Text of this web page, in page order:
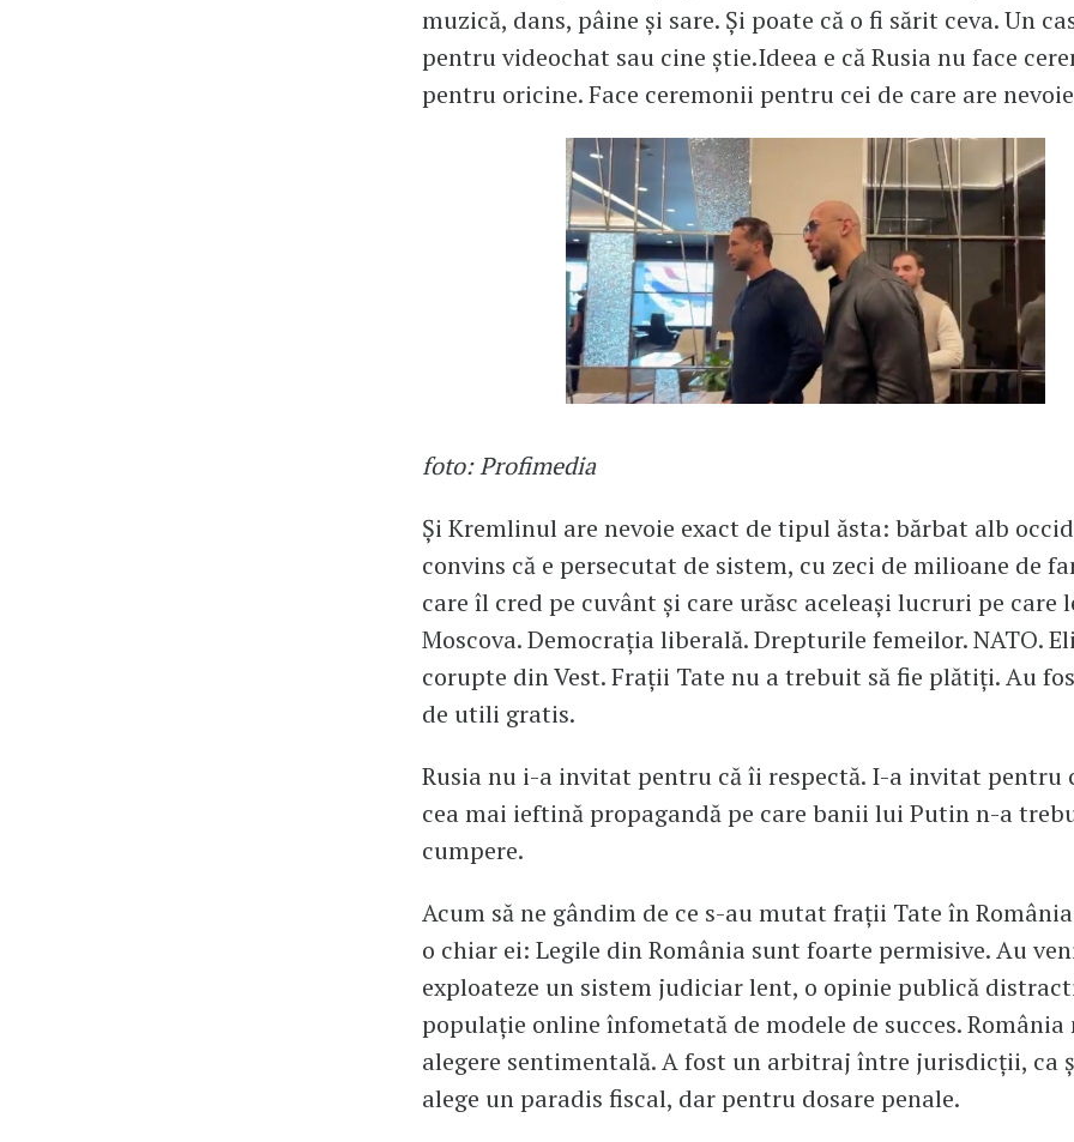
muzică, dans, pâine și sare. Și poate că o fi sărit ceva. Un
pentru videochat sau cine știe.Ideea e că Rusia nu face
pentru oricine. Face ceremonii pentru cei de care are
foto: Profimedia
Și Kremlinul are nevoie exact de tipul ăsta: bărbat alb
convins că e persecutat de sistem, cu zeci de milioane de
care îl cred pe cuvânt și care urăsc aceleași lucruri pe care
Moscova. Democrația liberală. Drepturile femeilor. NATO.
corupte din Vest. Frații Tate nu a trebuit să fie plătiți. Au
de utili gratis.
Rusia nu i-a invitat pentru că îi respectă. I-a invitat pentru
cea mai ieftină propagandă pe care banii lui Putin n-a
cumpere.
Acum să ne gândim de ce s-au mutat frații Tate în
o chiar ei: Legile din România sunt foarte permisive. Au
exploateze un sistem judiciar lent, o opinie publică
populație online înfometată de modele de succes. România
alegere sentimentală. A fost un arbitraj între jurisdicții, ca
alege un paradis fiscal, dar pentru dosare penale.